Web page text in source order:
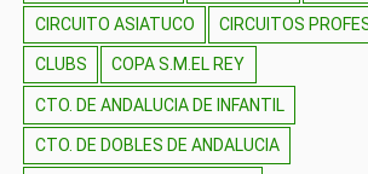
CIRCUITO ASIATUCO CIRCUITOS
CLUBS COPA S.M.EL REY
CTO. DE ANDALUCIA DE INFANTIL
CTO. DE DOBLES DE ANDALUCIA